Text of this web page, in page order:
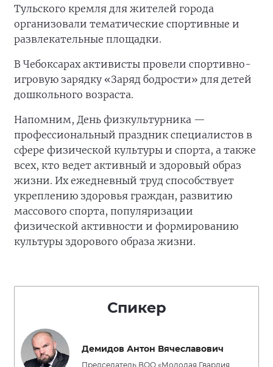
Тульского кремля для жителей города
организовали тематические спортивные и
развлекательные площадки.
В Чебоксарах активисты провели спортивно-
игровую зарядку «Заряд бодрости» для детей
дошкольного возраста.
Напомним, День физкультурника —
профессиональный праздник специалистов в
сфере физической культуры и спорта, а также
всех, кто ведет активный и здоровый образ
жизни. Их ежедневный труд способствует
укреплению здоровья граждан, развитию
массового спорта, популяризации
физической активности и формированию
культуры здорового образа жизни.
Спикер
Демидов Антон Вячеславович
Председатель ВОО «Молодая Гвардия